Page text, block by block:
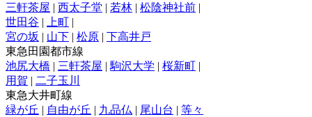
三軒茶屋 | 西太子堂 | 若林 | 松陰神社前 |
世田谷 | 上町 |
宮の坂 | 山下 | 松原 | 下高井戸
東急田園都市線
池尻大橋 | 三軒茶屋 | 駒沢大学 | 桜新町 |
用賀 | 二子玉川
東急大井町線
緑が丘 | 自由が丘 | 九品仏 | 尾山台 | 等々